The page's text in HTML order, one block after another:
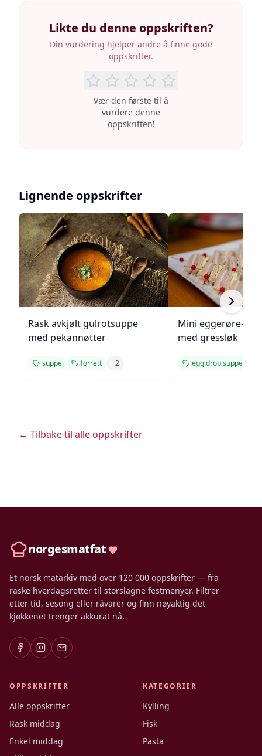
Likte du denne oppskriften?
Din vurdering hjelper andre å finne gode
oppskrifter.
Vær den første til å
vurdere denne
oppskriften!
Lignende oppskrifter
Rask avkjølt gulrotsuppe
med pekannøtter
suppe forrett +2
Mini eggerøre-
med gressløk
egg drop suppe
← Tilbake til alle oppskrifter
norgesmatfat
Et norsk matarkiv med over 120 000 oppskrifter — fra
raske hverdagsretter til storslagne festmenyer. Filtrer
etter tid, sesong eller råvarer og finn nøyaktig det
kjøkkenet trenger akkurat nå.
OPPSKRIFTER
Alle oppskrifter
Rask middag
Enkel middag
KATEGORIER
Kylling
Fisk
Pasta